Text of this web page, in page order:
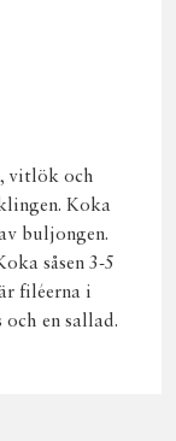
vitlök och
Koka
buljongen.
såsen 3-5
filéerna i
och en sallad.